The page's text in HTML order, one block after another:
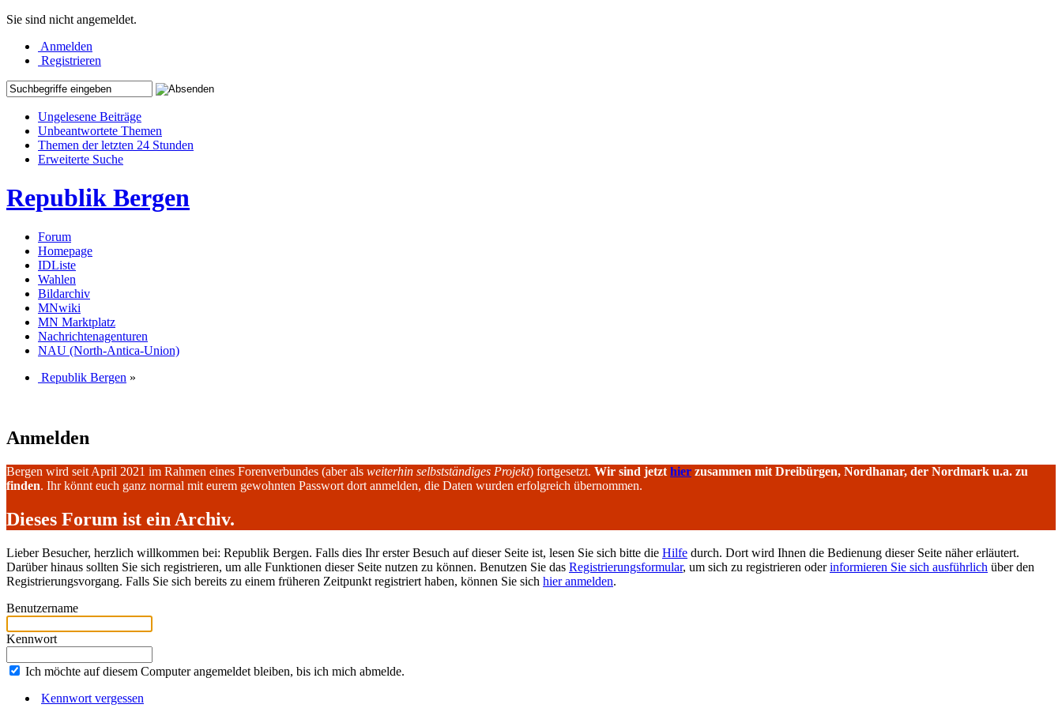
Sie sind nicht angemeldet.
Anmelden
Registrieren
Ungelesene Beiträge
Unbeantwortete Themen
Themen der letzten 24 Stunden
Erweiterte Suche
Republik Bergen
Forum
Homepage
IDListe
Wahlen
Bildarchiv
MNwiki
MN Marktplatz
Nachrichtenagenturen
NAU (North-Antica-Union)
Republik Bergen »
Anmelden
Bergen wird seit April 2021 im Rahmen eines Forenverbundes (aber als weiterhin selbstständiges Projekt) fortgesetzt. Wir sind jetzt hier zusammen mit Dreibürgen, Nordhanar, der Nordmark u.a. zu
finden. Ihr könnt euch ganz normal mit eurem gewohnten Passwort dort anmelden, die Daten wurden erfolgreich übernommen.
Dieses Forum ist ein Archiv.
Lieber Besucher, herzlich willkommen bei: Republik Bergen. Falls dies Ihr erster Besuch auf dieser Seite ist, lesen Sie sich bitte die Hilfe durch. Dort wird Ihnen die Bedienung dieser Seite näher erläutert.
Darüber hinaus sollten Sie sich registrieren, um alle Funktionen dieser Seite nutzen zu können. Benutzen Sie das Registrierungsformular, um sich zu registrieren oderinformieren Sie sich ausführlich über den
Registrierungsvorgang. Falls Sie sich bereits zu einem früheren Zeitpunkt registriert haben, können Sie sich hier anmelden.
Benutzername
Kennwort
Ich möchte auf diesem Computer angemeldet bleiben, bis ich mich abmelde.
Kennwort vergessen